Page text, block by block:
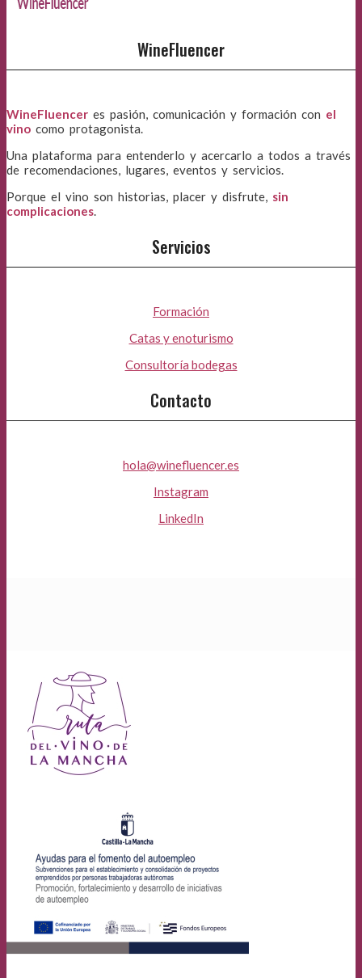
WineFluencer
WineFluencer es pasión, comunicación y formación con el
vino como protagonista.
Una plataforma para entenderlo y acercarlo a todos a través
de recomendaciones, lugares, eventos y servicios.
Porque el vino son historias, placer y disfrute, sin
complicaciones.
Servicios
Formación
Catas y enoturismo
Consultoría bodegas
Contacto
hola@winefluencer.es
Instagram
LinkedIn